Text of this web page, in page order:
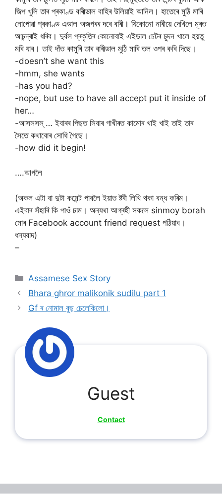
জিপ খুলি তাৰ প্ৰকাণ্ড বাৰীডাল বাহিৰ উলিয়াই আনিল। হাতেৰে মুঠি মাৰি
নোপোৱা প্ৰকাণ্ড এডাল অজগৰৰ দৰে বাৰী। যিকোনো নাৰীয়ে দেখিলে মূৰত
আচন্দ্ৰাই ধৰিব। দুৰ্বল প্ৰকৃতিৰ কোনোবাই এইডাল চেটৰ চুদন খালে হয়তু
মৰি যাব। তাই দাঁত কামুৰি তাৰ বাৰীডাল মুঠি মাৰি তল ওপৰ কৰি দিছে।
-doesn’t she want this
-hmm, she wants
-has you had?
-nope, but use to have all accept put it inside of
her…
-আসসসস্ … ইবাৰৰ পিছত সিবাৰ গাখীৰত কামোৰ খাই খাই তাই তাৰ
সৈতে কথাবোৰ সোধি গৈছে।
-how did it begin!
….আগলৈ
(অকল এটা বা দুটা কমেন্ট পাবলৈ ইয়াত ষ্টৰী লিখি থকা বন্ধ কৰিম।
এইবাৰ সঁহাৰি কি পাওঁ চাম। অন্যথা আগ্ৰহী সকলে sinmoy borah
মোৰ Facebook account friend request পঠিয়াব।
ধন্যবাদ)
–
Categories
Assamese Sex Story
Bhara ghror malikonik sudilu part 1
Gf ৰ নোমাল বুছ চেলেকিলো।
Guest
Contact